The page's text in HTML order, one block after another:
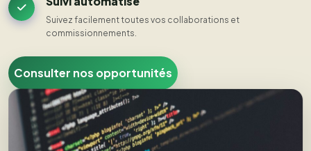
Suivez facilement toutes vos collaborations et
commissionnements.
Consulter nos opportunités